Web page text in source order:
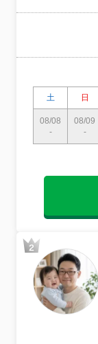
土 日
08/08
-
08/09
-